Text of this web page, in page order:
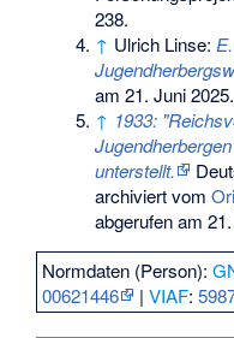
238.
↑ Ulrich Linse:
am 21. Juni 2025.
↑ 1933:
unterstellt.
archiviert vom
abgerufen am
Normdaten (Person):
00621446
|VIAF: